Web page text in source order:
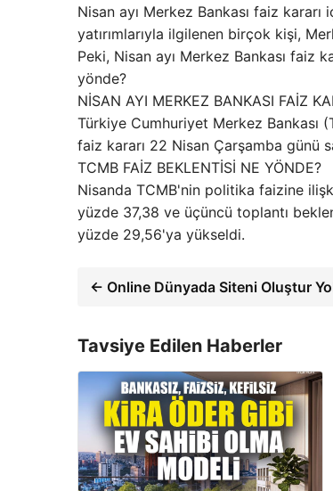
Nisan ayı Merkez Bankası faiz
yatırımlarıyla ilgilenen birçok kişi,
Peki, Nisan ayı Merkez Bankası faiz
yönde?
NİSAN AYI MERKEZ BANKASI FAİZ
Türkiye Cumhuriyet Merkez Bankası
faiz kararı 22 Nisan Çarşamba günü
TCMB FAİZ BEKLENTİSİ NE YÖNDE?
Nisanda TCMB'nin politika faizine
yüzde 37,38 ve üçüncü toplantı
yüzde 29,56'ya yükseldi.
← Online Dünyada Siteni Oluştur
Tavsiye Edilen Haberler